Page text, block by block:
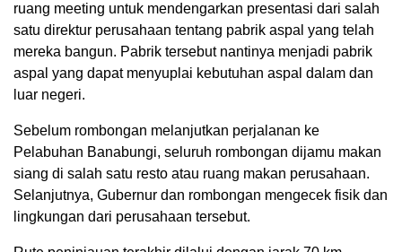
ruang meeting untuk mendengarkan presentasi dari salah
satu direktur perusahaan tentang pabrik aspal yang telah
mereka bangun. Pabrik tersebut nantinya menjadi pabrik
aspal yang dapat menyuplai kebutuhan aspal dalam dan
luar negeri.
Sebelum rombongan melanjutkan perjalanan ke
Pelabuhan Banabungi, seluruh rombongan dijamu makan
siang di salah satu resto atau ruang makan perusahaan.
Selanjutnya, Gubernur dan rombongan mengecek fisik dan
lingkungan dari perusahaan tersebut.